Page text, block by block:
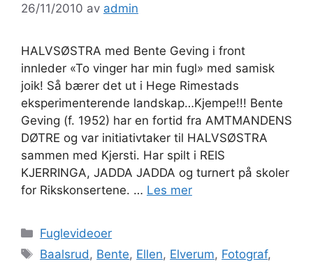
26/11/2010 av admin
HALVSØSTRA med Bente Geving i front
innleder «To vinger har min fugl» med samisk
joik! Så bærer det ut i Hege Rimestads
eksperimenterende landskap…Kjempe!!! Bente
Geving (f. 1952) har en fortid fra AMTMANDENS
DØTRE og var initiativtaker til HALVSØSTRA
sammen med Kjersti. Har spilt i REIS
KJERRINGA, JADDA JADDA og turnert på skoler
for Rikskonsertene. … Les mer
Kategorier
Fuglevideoer
Stikkord
Baalsrud , Bente, Ellen, Elverum, Fotograf,